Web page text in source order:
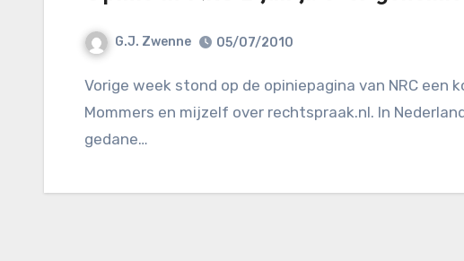
G.J. Zwenne 05/07/2010
Vorige week stond op de opiniepagina van NRC een korte tekst van mijn Leidse collega
Mommers en mijzelf over rechtspraak.nl. In
gedane…